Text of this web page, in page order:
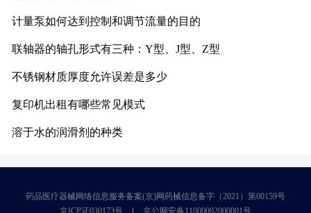
计量泵如何达到控制和调节流量的目的
联轴器的轴孔形式有三种：Y型、J型、Z型
不锈钢材质厚度允许误差是多少
复印机出租有哪些常见模式
溶于水的润滑剂的种类
药品医疗器械网络信息服务备案(京)网药械信息备字（2021）第00159号
京ICP证030173号
京公网安备11000002000001号